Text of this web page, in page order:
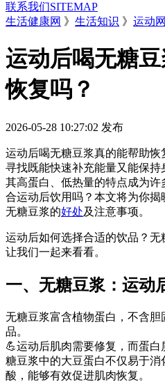
联系我们SITEMAP
生活健康网 》 生活知识 》 运动网
运动后喝无糖
恢复吗？
2026-05-28 10:27:02 发布
运动后喝无糖豆浆真的能帮助
寻找既能快速补充能量又能保持
其高蛋白、低热量的特点成为
合运动后饮用吗？本文将为你
无糖豆浆的好处及注意事项。
运动后如何选择合适的饮品？无
让我们一起来看看。
一、无糖豆浆：运动
无糖豆浆富含植物蛋白，不含
品。
💪运动后肌肉需要修复，而蛋
糖豆浆中的大豆蛋白不仅易于
酸，能够有效促进肌肉恢复。